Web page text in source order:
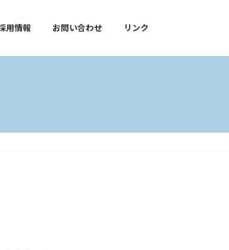
用情報 お問い合わせ リンク